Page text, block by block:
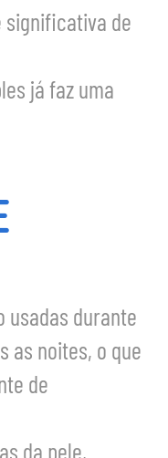
significativa de
já faz uma
usadas durante
as noites, o que
de